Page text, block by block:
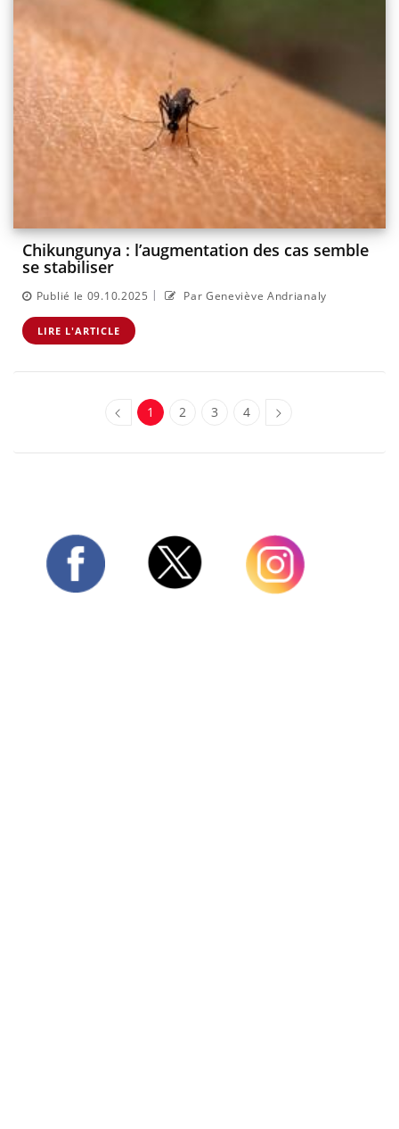
Chikungunya : l’augmentation des cas semble
se stabiliser
Publié le 09.10.2025 | Par Geneviève Andrianaly
LIRE L'ARTICLE
1 2 3 4